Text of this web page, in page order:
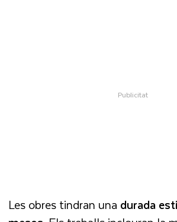
Les obres tindran una durada